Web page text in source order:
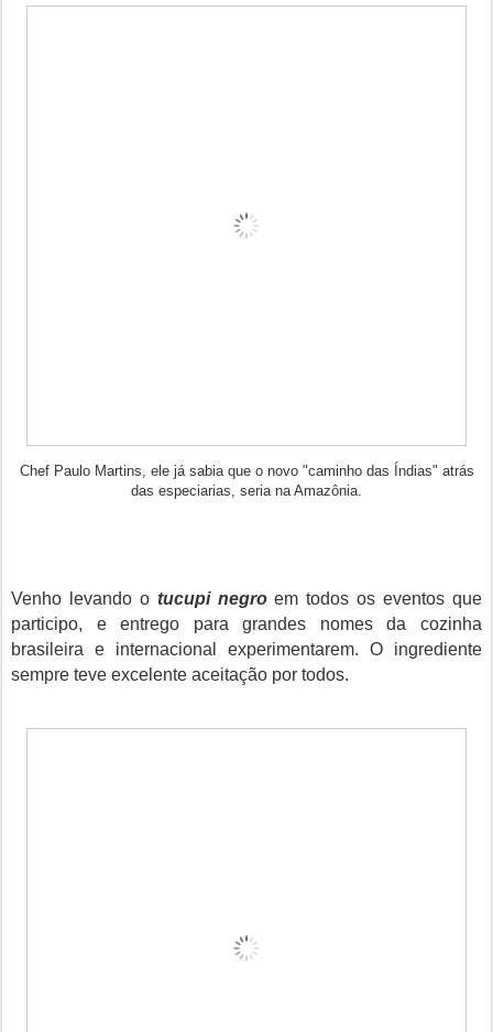
Chef Paulo Martins, ele já sabia que o novo "caminho das Índias" atrás
das especiarias, seria na Amazônia.
Venho levando o tucupi negroem todos os eventos que
participo, e entrego para grandes nomes da cozinha
brasileira e internacional experimentarem. O ingrediente
sempre teve excelente aceitação por todos.